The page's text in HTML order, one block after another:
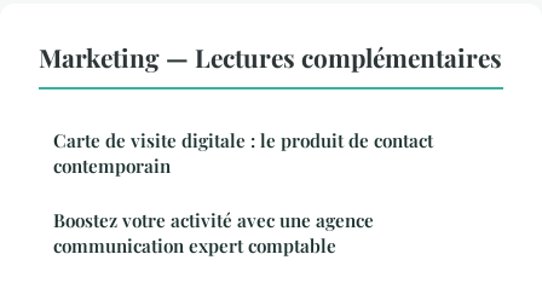
Marketing — Lectures complémentaires
Carte de visite digitale : le produit de contact
contemporain
Boostez votre activité avec une agence
communication expert comptable